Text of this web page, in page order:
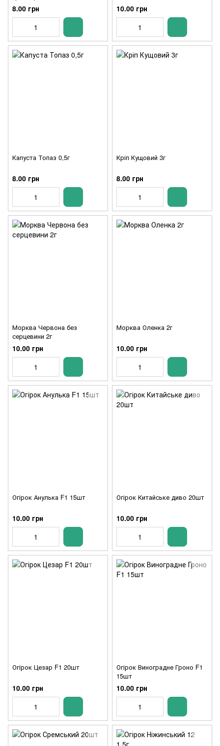
8.00 грн 10.00 грн
Капуста Топаз 0,5г
8.00 грн
Кріп Кущовий 3г
8.00 грн
Морква Червона без
серцевини 2г
10.00 грн
Морква Оленка 2г
10.00 грн
Огірок Анулька F1 15шт
10.00 грн
Огірок Китайське диво 20шт
10.00 грн
Огірок Цезар F1 20шт
10.00 грн
Огірок Виноградне Гроно F1
15шт
10.00 грн